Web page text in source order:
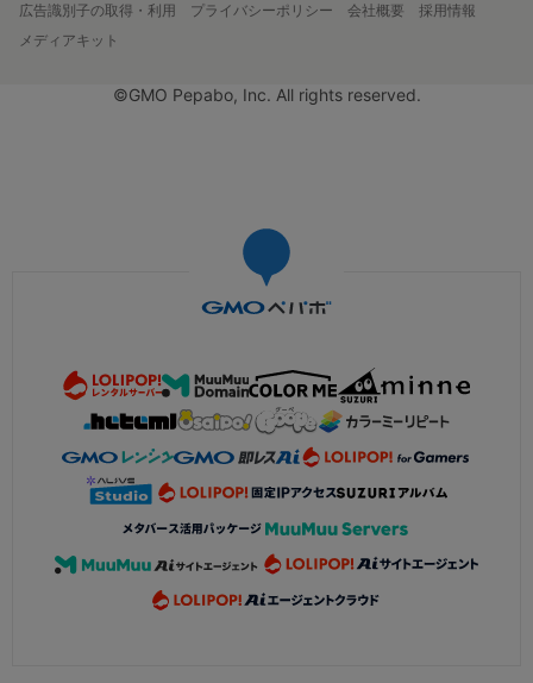
広告識別子の取得・利用
プライバシーポリシー 会社概要
採用情報
メディアキット
©GMO Pepabo, Inc. All rights reserved.